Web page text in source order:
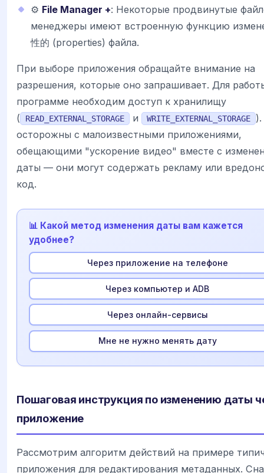
⚙️ File Manager +: Некоторые продвинутые
менеджеры имеют встроенную функцию
性的 (properties) файла.
При выборе приложения обращайте внимание на
разрешения, которые оно запрашивает. Для
программе необходим доступ к хранилищу
(
READ_EXTERNAL_STORAGE и WRITE_EXTERNAL_STORAGE
осторожны с малоизвестными приложениями,
обещающими "ускорение видео" вместе с
даты — они могут содержать рекламу или
код.
📊 Какой метод изменения даты вам кажется
удобнее?
Через приложение на телефоне
Через компьютер и ADB
Через онлайн-сервисы
Мне не нужно менять дату
Пошаговая инструкция по изменению даты
приложение
Рассмотрим алгоритм действий на примере
приложения для редактирования метаданных.